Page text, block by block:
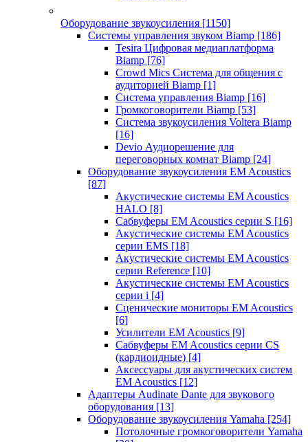
Оборудование звукоусиления [1150]
Системы управления звуком Biamp [186]
Tesira Цифровая медиаплатформа
Biamp [76]
Crowd Mics Система для общения с
аудиторией Biamp [1]
Система управления Biamp [16]
Громкоговорители Biamp [53]
Система звукоусиления Voltera Biamp
[16]
Devio Аудиорешение для
переговорных комнат Biamp [24]
Оборудование звукоусиления EM Acoustics
[87]
Акустические системы EM Acoustics
HALO [8]
Сабвуферы EM Acoustics серии S [16]
Акустические системы EM Acoustics
серии EMS [18]
Акустические системы EM Acoustics
серии Reference [10]
Акустические системы EM Acoustics
серии i [4]
Сценические мониторы EM Acoustics
[6]
Усилители EM Acoustics [9]
Сабвуферы EM Acoustics серии CS
(кардиоидные) [4]
Аксессуары для акустических систем
EM Acoustics [12]
Адаптеры Audinate Dante для звукового
оборудования [13]
Оборудование звукоусиления Yamaha [254]
Потолочные громкоговорители Yamaha